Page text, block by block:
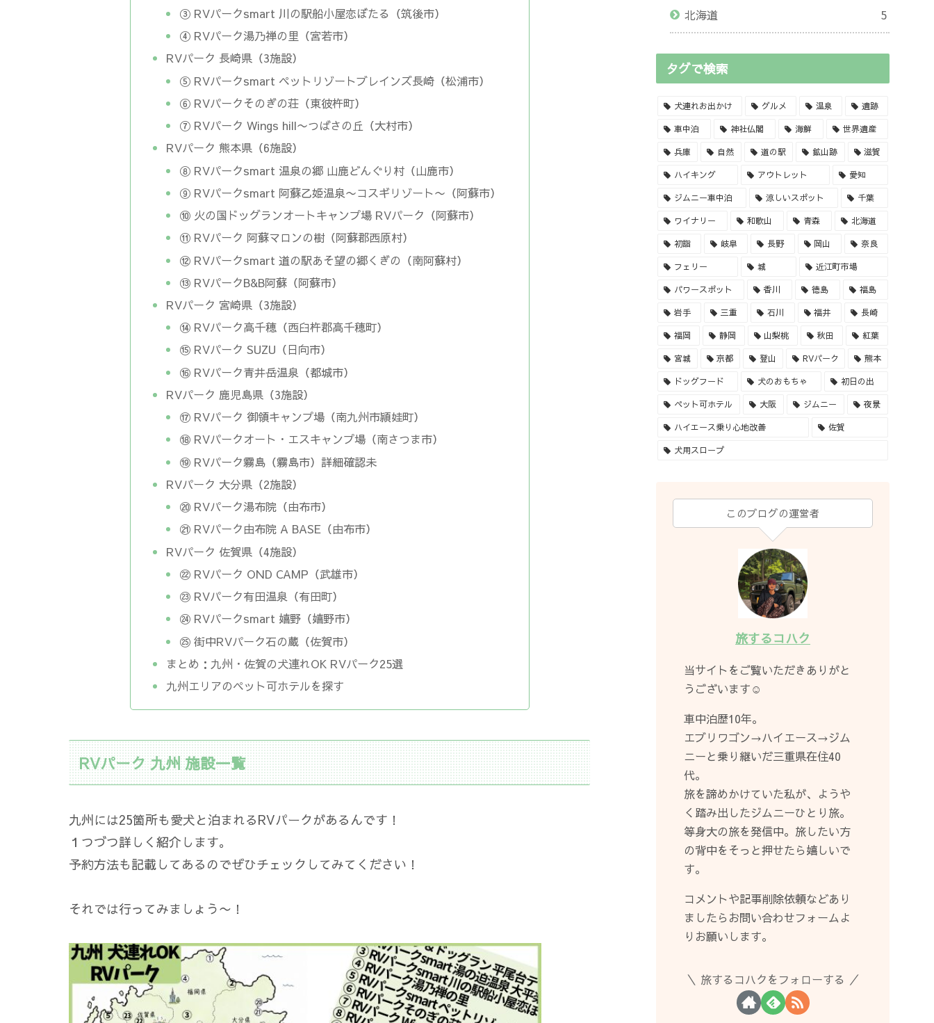
③ RVパークsmart 川の駅船小屋恋ぼたる（筑後市）
④ RVパーク湯乃禅の里（宮若市）
RVパーク 長崎県（3施設）
⑤ RVパークsmart ペットリゾートブレインズ長崎（松浦市）
⑥ RVパークそのぎの荘（東彼杵町）
⑦ RVパーク Wings hill〜つばさの丘（大村市）
RVパーク 熊本県（6施設）
⑧ RVパークsmart 温泉の郷 山鹿どんぐり村（山鹿市）
⑨ RVパークsmart 阿蘇乙姫温泉〜コスギリゾート〜（阿蘇市）
⑩ 火の国ドッグランオートキャンプ場 RVパーク（阿蘇市）
⑪ RVパーク 阿蘇マロンの樹（阿蘇郡西原村）
⑫ RVパークsmart 道の駅あそ望の郷くぎの（南阿蘇村）
⑬ RVパークB&B阿蘇（阿蘇市）
RVパーク 宮崎県（3施設）
⑭ RVパーク高千穂（西臼杵郡高千穂町）
⑮ RVパーク SUZU（日向市）
⑯ RVパーク青井岳温泉（都城市）
RVパーク 鹿児島県（3施設）
⑰ RVパーク 御領キャンプ場（南九州市頴娃町）
⑱ RVパークオート・エスキャンプ場（南さつま市）
⑲ RVパーク霧島（霧島市）詳細確認未
RVパーク 大分県（2施設）
⑳ RVパーク湯布院（由布市）
㉑ RVパーク由布院 A BASE（由布市）
RVパーク 佐賀県（4施設）
㉒ RVパーク OND CAMP（武雄市）
㉓ RVパーク有田温泉（有田町）
㉔ RVパークsmart 嬉野（嬉野市）
㉕ 街中RVパーク石の蔵（佐賀市）
まとめ：九州・佐賀の犬連れOK RVパーク25選
九州エリアのペット可ホテルを探す
RVパーク 九州 施設一覧
九州には25箇所も愛犬と泊まれるRVパークがあるんです！
１つづつ詳しく紹介します。
予約方法も記載してあるのでぜひチェックしてみてください！
それでは行ってみましょう〜！
北海道 5
タグで検索
犬連れお出かけ グルメ 温泉 遺跡
車中泊 神社仏閣 海鮮 世界遺産
兵庫 自然 道の駅 鉱山跡 滋賀
ハイキング アウトレット 愛知
ジムニー車中泊 涼しいスポット 千葉
ワイナリー 和歌山 青森 北海道
初詣 岐阜 長野 岡山 奈良
フェリー 城 近江町市場
パワースポット 香川 徳島 福島
岩手 三重 石川 福井 長崎
福岡 静岡 山梨桃 秋田 紅葉
宮城 京都 登山 RVパーク 熊本
ドッグフード 犬のおもちゃ 初日の出
ペット可ホテル 大阪 ジムニー 夜景
ハイエース乗り心地改善 佐賀
犬用スロープ
このブログの運営者
旅するコハク
当サイトをご覧いただきありがと
うございます☺︎
車中泊歴10年。
エブリワゴン→ハイエース→ジム
ニーと乗り継いだ三重県在住40
代。
旅を諦めかけていた私が、ようや
く踏み出したジムニーひとり旅。
等身大の旅を発信中。旅したい方
の背中をそっと押せたら嬉しいで
す。
コメントや記事削除依頼などあり
ましたらお問い合わせフォームよ
りお願いします。
旅するコハクをフォローする